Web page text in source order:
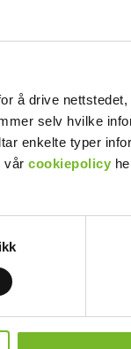
å drive
selv hvilke
enkelte typer
vår cookiepolicy